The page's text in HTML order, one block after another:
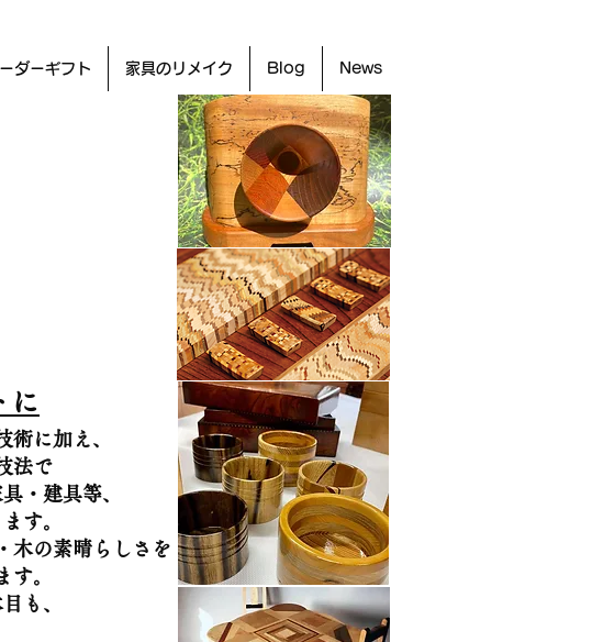
ダーギフト 家具のリメイク Blog News
に
術に加え、
法で
・建具等、
す。
木の素晴らしさを
。
も、